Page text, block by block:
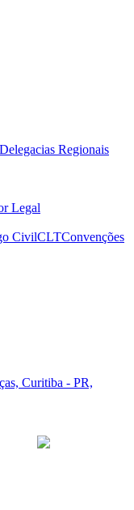
Regionais
Legal
CivilCLTConvenções
Curitiba - PR,